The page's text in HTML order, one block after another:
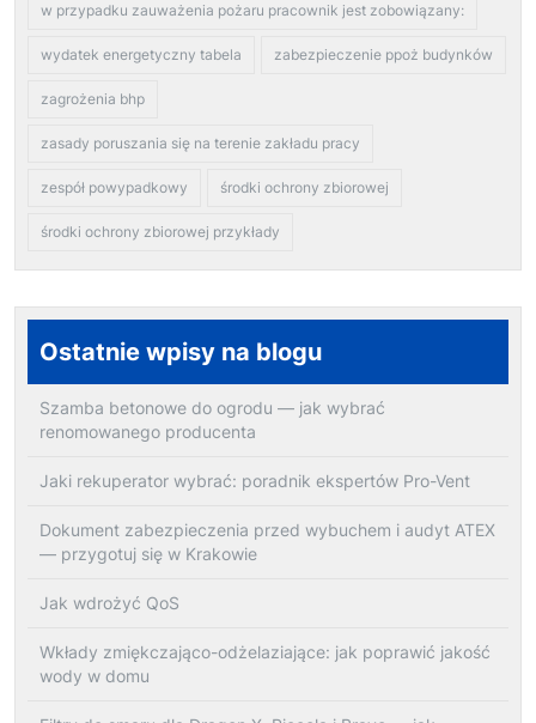
w przypadku zauważenia pożaru pracownik jest zobowiązany:
wydatek energetyczny tabela zabezpieczenie ppoż budynków
zagrożenia bhp
zasady poruszania się na terenie zakładu pracy
zespół powypadkowy środki ochrony zbiorowej
środki ochrony zbiorowej przykłady
Ostatnie wpisy na blogu
Szamba betonowe do ogrodu — jak wybrać
renomowanego producenta
Jaki rekuperator wybrać: poradnik ekspertów Pro-Vent
Dokument zabezpieczenia przed wybuchem i audyt ATEX
— przygotuj się w Krakowie
Jak wdrożyć QoS
Wkłady zmiękczająco-odżelaziające: jak poprawić jakość
wody w domu